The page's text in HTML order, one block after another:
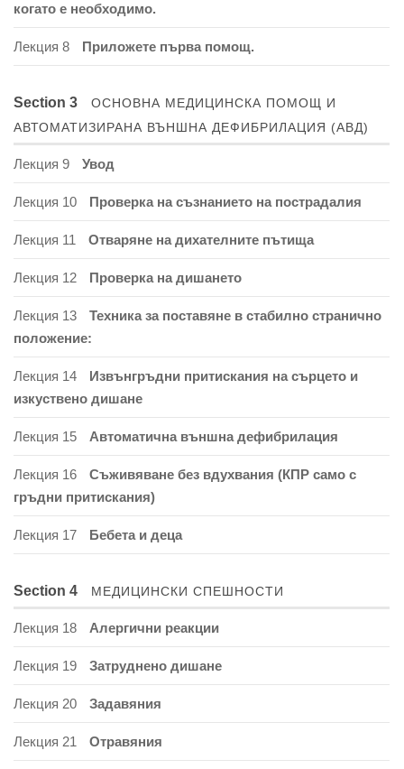
когато е необходимо.
Лекция 8 Приложете първа помощ.
Section 3
ОСНОВНА МЕДИЦИНСКА ПОМОЩ И
АВТОМАТИЗИРАНА ВЪНШНА ДЕФИБРИЛАЦИЯ (АВД)
Лекция 9 Увод
Лекция 10 Проверка на съзнанието на пострадалия
Лекция 11 Отваряне на дихателните пътища
Лекция 12 Проверка на дишането
Лекция 13
Техника за поставяне в стабилно странично
положение:
Лекция 14
Извънгръдни притискания на сърцето и
изкуствено дишане
Лекция 15 Автоматична външна дефибрилация
Лекция 16
Съживяване без вдухвания (КПР само с
гръдни притискания)
Лекция 17 Бебета и деца
Section 4 МЕДИЦИНСКИ СПЕШНОСТИ
Лекция 18 Алергични реакции
Лекция 19 Затруднено дишане
Лекция 20 Задавяния
Лекция 21 Отравяния